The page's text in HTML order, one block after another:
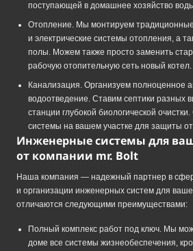
поступающей в домашнее хозяйство
Отопление. Мы монтируем
и электрические системы отопления, а
полы. Можем также просто заменить
рабочую отопительную сеть новый котел.
Канализация. Организуем полноценное
водоотведение. Ставим септики разных
станции глубокой биологической
системы на вашем участке для защиты
Инженерные системы для
от компании mr. Bolt
Наша компания — надежный партнер в
и организации инженерных систем для
отличаются следующими преимуществами:
Полный комплекс работ под ключ. Мы
доме все системы жизнеобеспечения,